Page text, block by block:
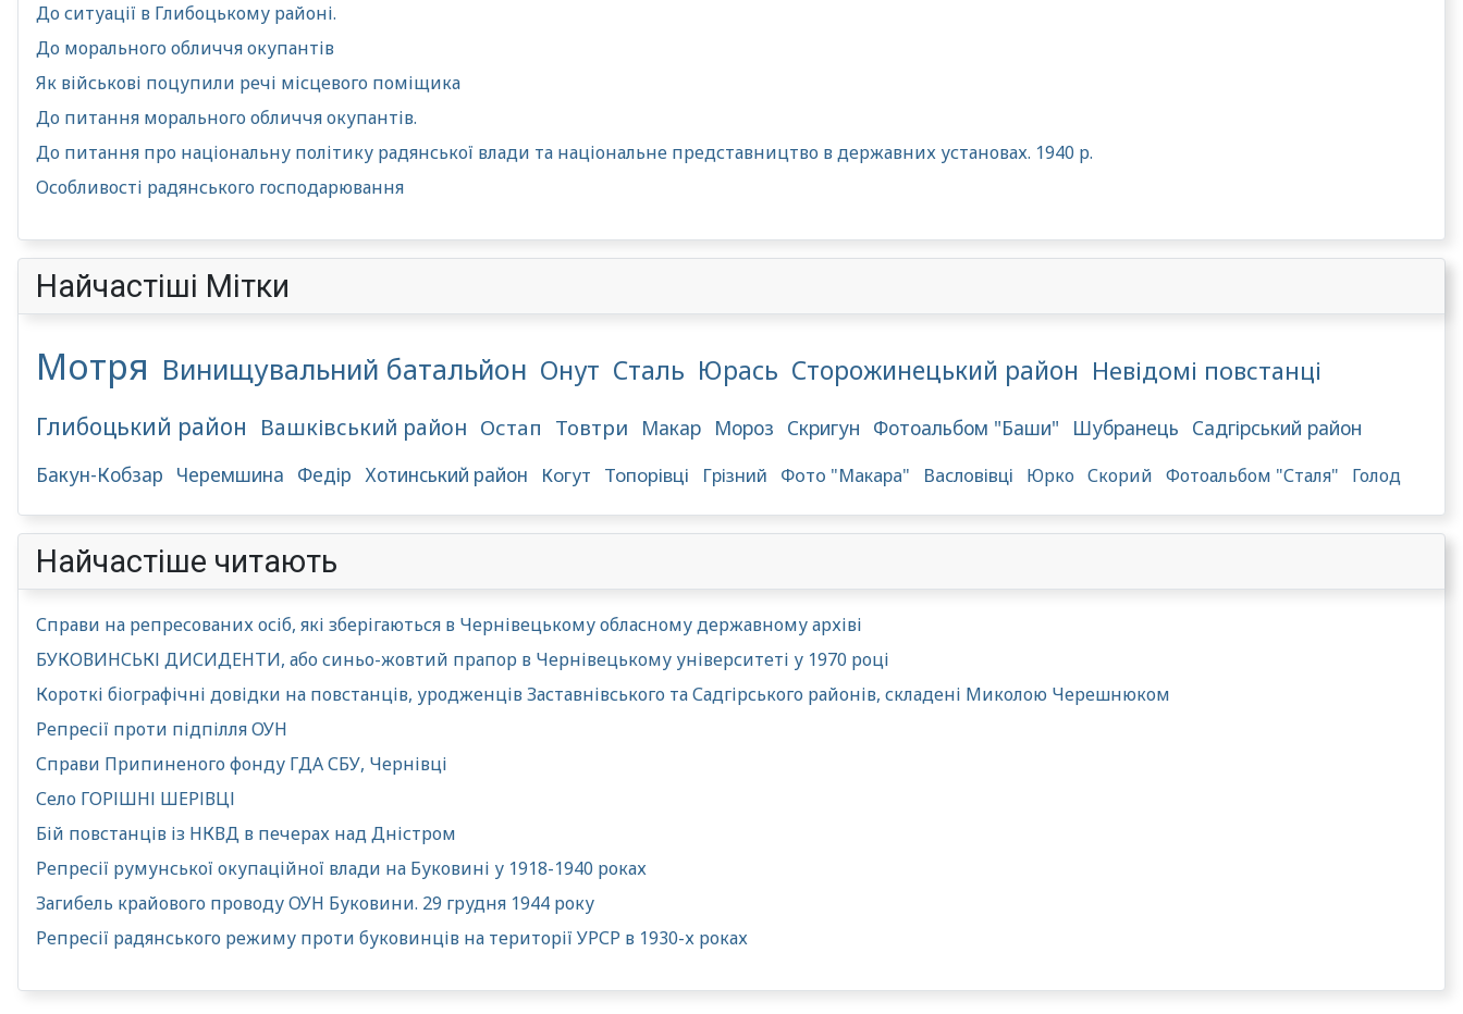
До ситуації в Глибоцькому районі.
До морального обличчя окупантів
Як військові поцупили речі місцевого поміщика
До питання морального обличчя окупантів.
До питання про національну політику радянської влади та національне представництво в державних установах. 1940 р.
Особливості радянського господарювання
Найчастіші Мітки
Мотря Винищувальний батальйон Онут Сталь Юрась Сторожинецький район Невідомі повстанці
Глибоцький район Вашківський район Остап Товтри Макар Мороз Скригун Фотоальбом "Баши" Шубранець Садгірський район
Бакун-Кобзар Черемшина Федір Хотинський район Когут Топорівці Грізний Фото "Макара" Васловівці Юрко Скорий Фотоальбом "Сталя" Голод
Найчастіше читають
Справи на репресованих осіб, які зберігаються в Чернівецькому обласному державному архіві
БУКОВИНСЬКІ ДИСИДЕНТИ, або синьо-жовтий прапор в Чернівецькому університеті у 1970 році
Короткі біографічні довідки на повстанців, уродженців Заставнівського та Садгірського районів, складені Миколою Черешнюком
Репресії проти підпілля ОУН
Справи Припиненого фонду ГДА СБУ, Чернівці
Село ГОРІШНІ ШЕРІВЦІ
Бій повстанців із НКВД в печерах над Дністром
Репресії румунської окупаційної влади на Буковині у 1918-1940 роках
Загибель крайового проводу ОУН Буковини. 29 грудня 1944 року
Репресії радянського режиму проти буковинців на території УРСР в 1930-х роках